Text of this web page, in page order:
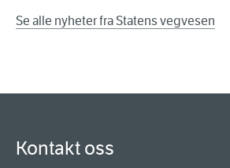
Se alle nyheter fra Statens vegvesen
Kontakt oss